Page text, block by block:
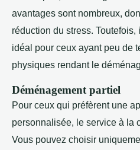
avantages sont nombreux,
réduction du stress.
idéal pour ceux ayant peu de
physiques rendant le
Déménagement partiel
Pour ceux qui préfèrent une
personnalisée, le service à la
Vous pouvez choisir